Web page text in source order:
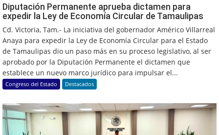
Diputación Permanente aprueba dictamen para
expedir la Ley de Economía Circular de Tamaulipas
Cd. Victoria, Tam.- La iniciativa del gobernador Américo Villarreal
Anaya para expedir la Ley de Economía Circular para el Estado
de Tamaulipas dio un paso más en su proceso legislativo, al ser
aprobado por la Diputación Permanente el dictamen que
establece un nuevo marco jurídico para impulsar el...
Congreso del Estado Destacados